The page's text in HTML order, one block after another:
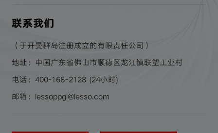
联系我们
（于开曼群岛注册成立的有限责任公司）
地址：中国广东省佛山市顺德区龙江镇联塑工业村
电话：400-168-2128 (24小时)
邮箱：lessoppgl@lesso.com